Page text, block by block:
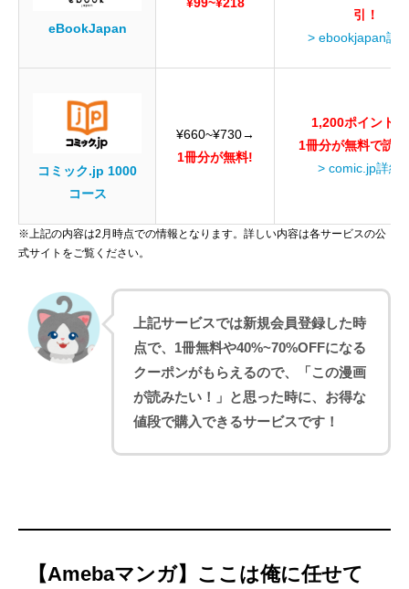
eBookJapan
引！
> ebookjapan詳
コミック.jp 1000
コース
¥660~¥730→
1冊分が無料!
1,200ポイント
1冊分が無料で読
> comic.jp詳細
※上記の内容は2月時点での情報となります。詳しい内容は各サービスの公
式サイトをご覧ください。
上記サービスでは新規会員登録した時
点で、1冊無料や40%~70%OFFになる
クーポンがもらえるので、「この漫画
が読みたい！」と思った時に、お得な
値段で購入できるサービスです！
【Amebaマンガ】ここは俺に任せて